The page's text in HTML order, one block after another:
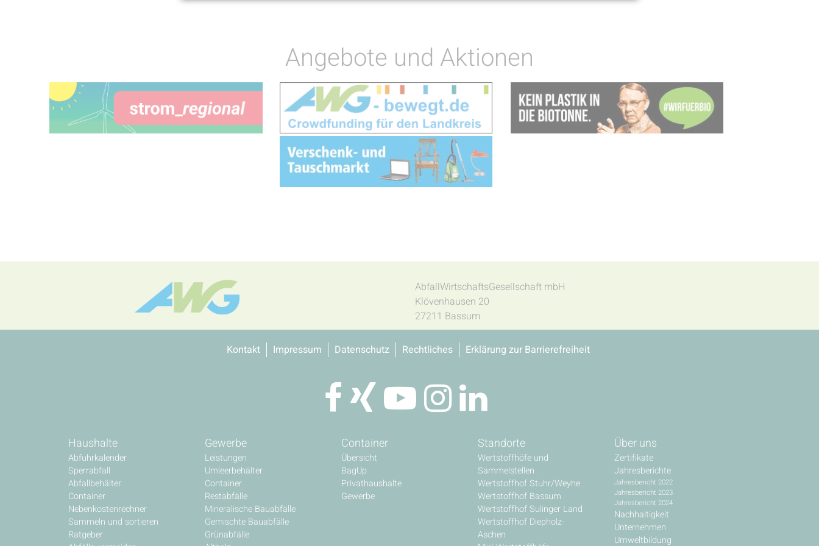
Angebote und Aktionen
AbfallWirtschaftsGesellschaft mbH
Klövenhausen 20
27211 Bassum
Kontakt Impressum Datenschutz Rechtliches Erklärung zur Barrierefreiheit
Haushalte
Abfuhrkalender
Sperrabfall
Abfallbehälter
Container
Nebenkostenrechner
Sammeln und sortieren
Ratgeber
Gewerbe
Leistungen
Umleerbehälter
Container
Restabfälle
Mineralische Bauabfälle
Gemischte Bauabfälle
Grünabfälle
Container
Übersicht
BagUp
Privathaushalte
Gewerbe
Standorte
Wertstoffhöfe und
Sammelstellen
Wertstoffhof Stuhr/Weyhe
Wertstoffhof Bassum
Wertstoffhof Sulinger Land
Wertstoffhof Diepholz-
Aschen
Über uns
Zertifikate
Jahresberichte
Jahresbericht 2022
Jahresbericht 2023
Jahresbericht 2024
Nachhaltigkeit
Unternehmen
Umweltbildung